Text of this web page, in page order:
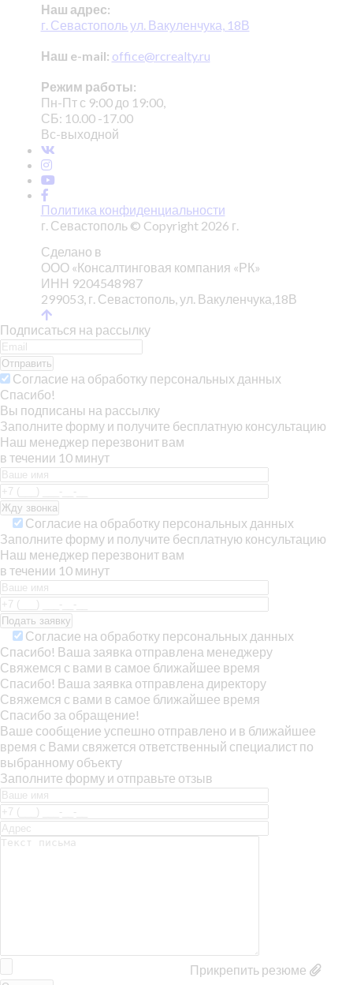
Наш адрес:
г. Севастополь ул. Вакуленчука, 18В
Наш e-mail: office@rcrealty.ru
Режим работы:
Пн-Пт с 9:00 до 19:00,
СБ: 10.00 -17.00
Вс-выходной
Политика конфиденциальности
г. Севастополь © Copyright 2026 г.
Сделано в
ООО «Консалтинговая компания «РК»
ИНН 9204548987
299053, г. Севастополь, ул. Вакуленчука,18В
Подписаться на рассылку
Отправить
Согласие на обработку персональных данных
Спасибо!
Вы подписаны на рассылку
Заполните форму и получите бесплатную консультацию
Наш менеджер перезвонит вам
в течении 10 минут
Согласие на обработку персональных данных
Заполните форму и получите бесплатную консультацию
Наш менеджер перезвонит вам
в течении 10 минут
Согласие на обработку персональных данных
Спасибо! Ваша заявка отправлена менеджеру
Свяжемся с вами в самое ближайшее время
Спасибо! Ваша заявка отправлена директору
Свяжемся с вами в самое ближайшее время
Спасибо за обращение!
Ваше сообщение успешно отправлено и в ближайшее
время с Вами свяжется ответственный специалист по
выбранному объекту
Заполните форму и отправьте отзыв
Прикрепить резюме